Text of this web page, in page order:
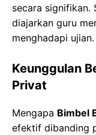
secara signifikan.
diajarkan guru
menghadapi ujian.
Keunggulan
Privat
Mengapa Bimbel
efektif dibanding